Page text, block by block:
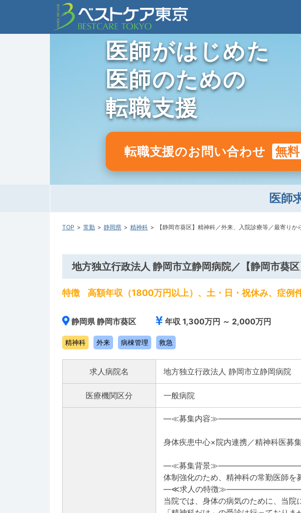
医師がはじめた
医師のための
転職支援
転職支援のお問い合わせ 無料
医師
TOP 常勤 静岡県 精神科 【静岡市葵区】精神科／外来、入院診療等／最寄りか
地方独立行政法人 静岡市立静岡病院／【静岡市葵
特徴 高額年収（1800万円以上）、土・日・祝休み、症例
静岡県 静岡市葵区 年収 1,300万円 ～ 2,000万円
精神科 外来 病棟管理 救急
求人病院名 地方独立行政法人 静岡市立静岡病院
医療機関区分 一般病院
―≪募集内容
身体疾患中心×院内連携／精神科医募
―≪募集背景
体制強化のため、精神科の常勤医師を
―≪求人の特徴
当院では、身体の病気のために、当院